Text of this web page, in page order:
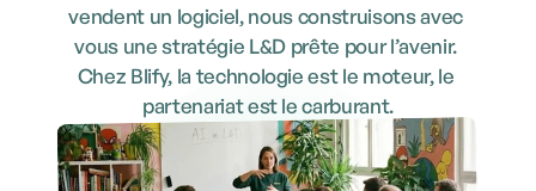
vendent un logiciel, nous construisons avec
vous une stratégie L&D prête pour l’avenir.
Chez Blify, la technologie est le moteur, le
partenariat est le carburant.